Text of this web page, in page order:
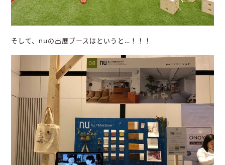
そして、nuの出展ブースはというと…！！！